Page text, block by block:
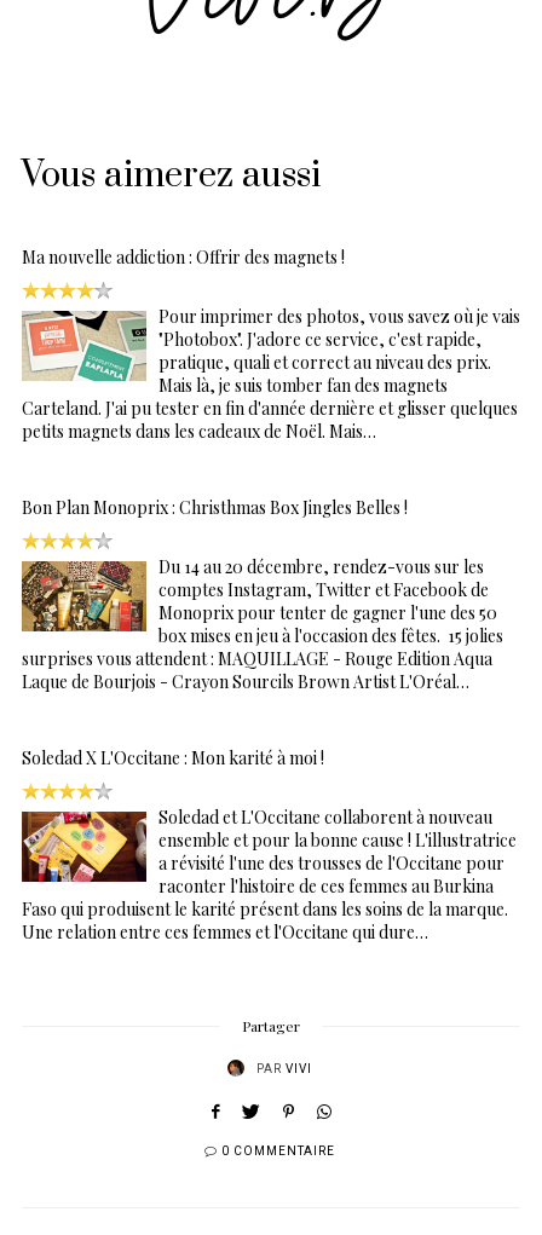
Vous aimerez aussi
Ma nouvelle addiction : Offrir des magnets !
Pour imprimer des photos, vous savez où je vais
"Photobox". J'adore ce service, c'est rapide,
pratique, quali et correct au niveau des prix.
Mais là, je suis tomber fan des magnets
Carteland. J'ai pu tester en fin d'année dernière et glisser quelques
petits magnets dans les cadeaux de Noël. Mais…
Bon Plan Monoprix : Christhmas Box Jingles Belles !
Du 14 au 20 décembre, rendez-vous sur les
comptes Instagram, Twitter et Facebook de
Monoprix pour tenter de gagner l'une des 50
box mises en jeu à l'occasion des fêtes. 15 jolies
surprises vous attendent : MAQUILLAGE - Rouge Edition Aqua
Laque de Bourjois - Crayon Sourcils Brown Artist L'Oréal…
Soledad X L'Occitane : Mon karité à moi !
Soledad et L'Occitane collaborent à nouveau
ensemble et pour la bonne cause ! L'illustratrice
a révisité l'une des trousses de l'Occitane pour
raconter l'histoire de ces femmes au Burkina
Faso qui produisent le karité présent dans les soins de la marque.
Une relation entre ces femmes et l'Occitane qui dure…
Partager
PAR VIVI
0 COMMENTAIRE